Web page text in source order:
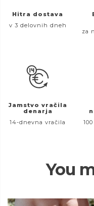
Hitra dostava
v 3 delovnih dneh
za
Jamstvo vračila
denarja
14-dnevna vračila
You